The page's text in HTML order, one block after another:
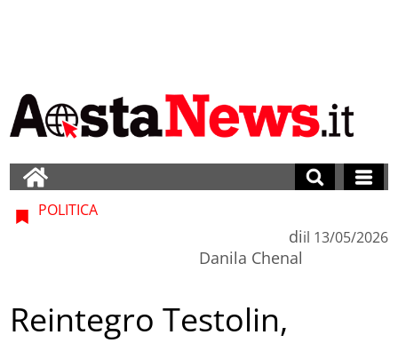
POLITICA
di
Danila Chenal
il 13/05/2026
Reintegro Testolin,